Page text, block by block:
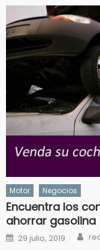
Motor Negocios
Encuentra los
ahorrar gasolina
Posted
on
29 julio, 2019